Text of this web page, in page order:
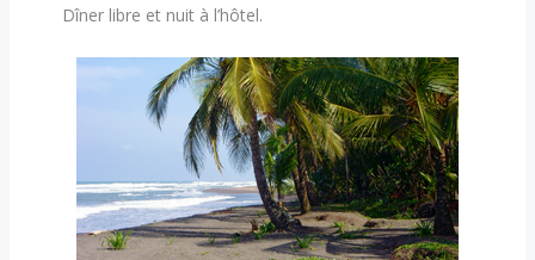
Dîner libre et nuit à l’hôtel.